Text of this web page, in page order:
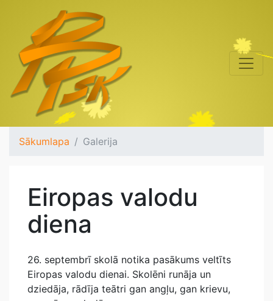
Sākumlapa Galerija
Eiropas valodu
diena
26. septembrī skolā notika pasākums veltīts
Eiropas valodu dienai. Skolēni runāja un
dziedāja, rādīja teātri gan angļu, gan krievu,